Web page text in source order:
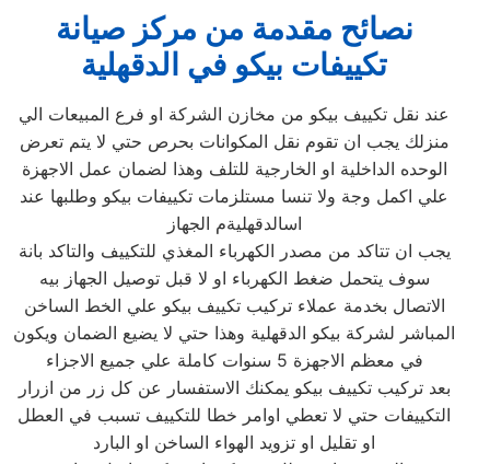
نصائح مقدمة من مركز صيانة
تكييفات بيكو في الدقهلية
عند نقل تكييف بيكو من مخازن الشركة او فرع المبيعات الي
منزلك يجب ان تقوم نقل المكوانات بحرص حتي لا يتم تعرض
الوحده الداخلية او الخارجية للتلف وهذا لضمان عمل الاجهزة
علي اكمل وجة ولا تنسا مستلزمات تكييفات بيكو وطلبها عند
اسالدقهليةم الجهاز
يجب ان تتاكد من مصدر الكهرباء المغذي للتكييف والتاكد بانة
سوف يتحمل ضغط الكهرباء او لا قبل توصيل الجهاز بيه
الاتصال بخدمة عملاء تركيب تكييف بيكو علي الخط الساخن
المباشر لشركة بيكو الدقهلية وهذا حتي لا يضيع الضمان ويكون
في معظم الاجهزة 5 سنوات كاملة علي جميع الاجزاء
بعد تركيب تكييف بيكو يمكنك الاستفسار عن كل زر من ازرار
التكييفات حتي لا تعطي اوامر خطا للتكييف تسبب في العطل
او تقليل او تزويد الهواء الساخن او البارد